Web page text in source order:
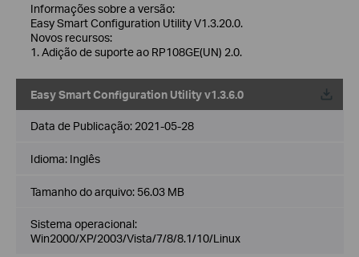
Informações sobre a versão:
Easy Smart Configuration Utility V1.3.20.0.
Novos recursos:
1. Adição de suporte ao RP108GE(UN) 2.0.
Easy Smart Configuration Utility v1.3.6.0
Data de Publicação: 2021-05-28
Idioma: Inglês
Tamanho do arquivo: 56.03 MB
Sistema operacional:
Win2000/XP/2003/Vista/7/8/8.1/10/Linux